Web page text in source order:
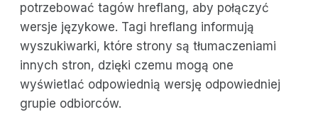
potrzebować tagów hreflang, aby połączyć
wersje językowe. Tagi hreflang informują
wyszukiwarki, które strony są tłumaczeniami
innych stron, dzięki czemu mogą one
wyświetlać odpowiednią wersję odpowiedniej
grupie odbiorców.